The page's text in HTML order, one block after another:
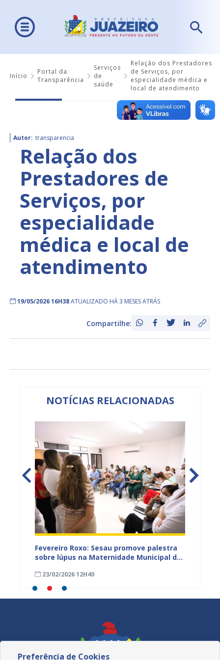
Início
Portal da
Transparência
Serviços
de
saúde
Relação dos Prestadores
de Serviços, por
especialidade médica e
local de atendimento
Autor: transparencia
Relação dos
Prestadores de
Serviços, por
especialidade
médica e local de
atendimento
19/05/2026 16H38ATUALIZADO HÁ 3 MESES ATRÁS
Compartilhe:
NOTÍCIAS RELACIONADAS
Fevereiro Roxo: Sesau promove palestra
sobre lúpus na Maternidade Municipal de
23/02/2026 12H40
Preferência de Cookies